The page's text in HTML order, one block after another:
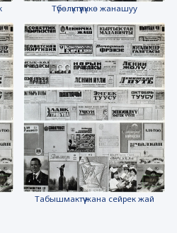
Түбөлүктүүлүккө жанашуу
Табышмактүү жана сейрек жай